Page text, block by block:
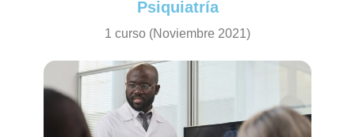
Psiquiatría
1 curso (Noviembre 2021)